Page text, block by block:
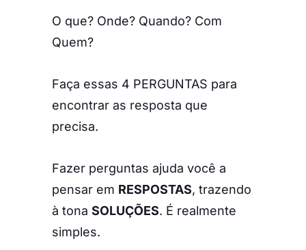
O que? Onde? Quando? Com
Quem?
Faça essas 4 PERGUNTAS para
encontrar as resposta que
precisa.
Fazer perguntas ajuda você a
pensar em RESPOSTAS, trazendo
à tona SOLUÇÕES. É realmente
simples.